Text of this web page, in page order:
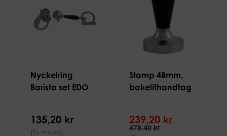
Nyckelring
Barista set EDO
135,20 kr
(Ex moms)
Stamp 48mm,
bakelithandtag
239,20 kr
478,40 kr